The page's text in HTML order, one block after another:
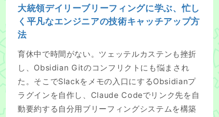
大統領デイリーブリーフィングに学ぶ、忙し
く平凡なエンジニアの技術キャッチアップ方
法
育休中で時間がない。ツェッテルカステンも挫折
し、Obsidian Gitのコンフリクトにも悩まされ
た。そこでSlackをメモの入口にするObsidianプ
ラグインを自作し、Claude Codeでリンク先を自
動要約する自分用ブリーフィングシステムを構築